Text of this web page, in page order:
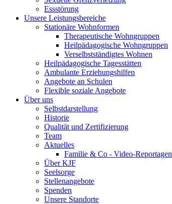
Essstörung
Unsere Leistungsbereiche
Stationäre Wohnformen
Therapeutische Wohngruppen
Heilpädagogische Wohngruppen
Verselbstständigtes Wohnen
Heilpädagogische Tagesstätten
Ambulante Erziehungshilfen
Angebote an Schulen
Flexible soziale Angebote
Über uns
Selbstdarstellung
Historie
Qualität und Zertifizierung
Team
Aktuelles
Familie & Co - Video-Reportagen
Über KJF
Seelsorge
Stellenangebote
Spenden
Unsere Standorte